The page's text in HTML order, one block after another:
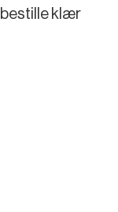
bestille klær